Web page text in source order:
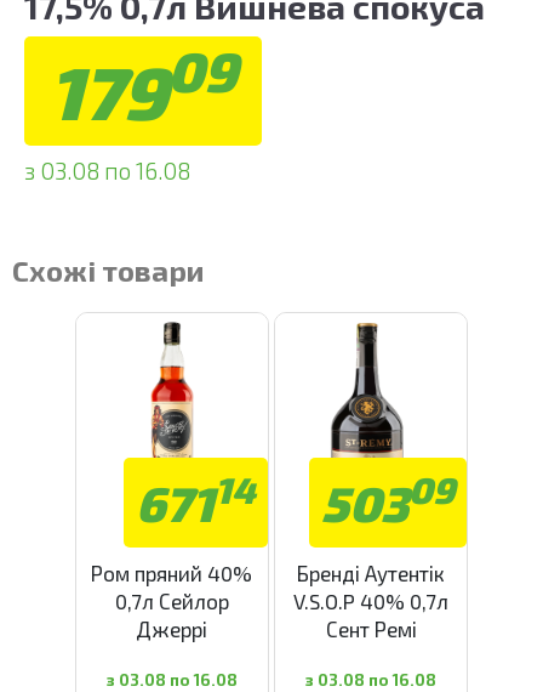
17909
з 03.08 по 16.08
Схожі товари
67114
Ром пряний 40%
0,7л Сейлор
Джеррі
з 03.08 по 16.08
50309
Бренді Аутентік
V.S.O.P 40% 0,7л
Сент Ремі
з 03.08 по 16.08